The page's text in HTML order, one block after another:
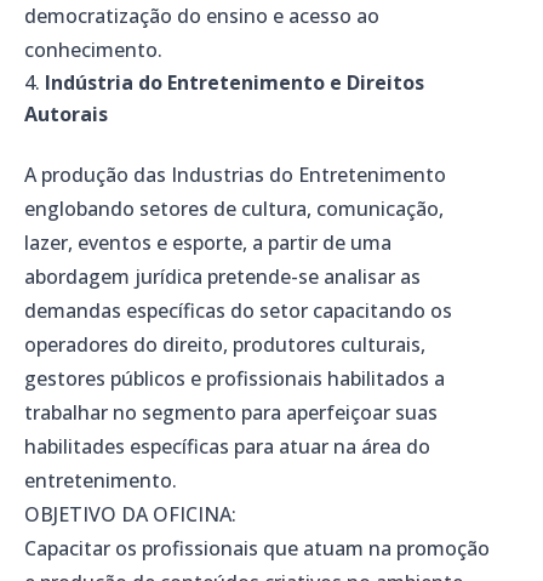
democratização do ensino e acesso ao
conhecimento.
Indústria do Entretenimento e Direitos
Autorais
A produção das Industrias do Entretenimento
englobando setores de cultura, comunicação,
lazer, eventos e esporte, a partir de uma
abordagem jurídica pretende-se analisar as
demandas específicas do setor capacitando os
operadores do direito, produtores culturais,
gestores públicos e profissionais habilitados a
trabalhar no segmento para aperfeiçoar suas
habilitades específicas para atuar na área do
entretenimento.
OBJETIVO DA OFICINA:
Capacitar os profissionais que atuam na promoção